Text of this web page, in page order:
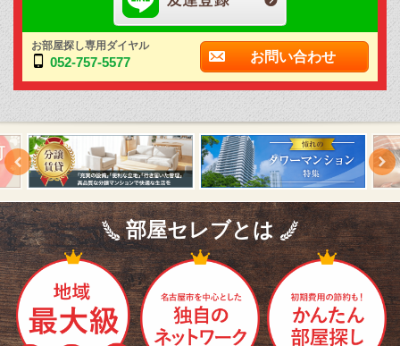
お部屋探し専用ダイヤル
052-757-5577 お問い合わせ
部屋セレブとは